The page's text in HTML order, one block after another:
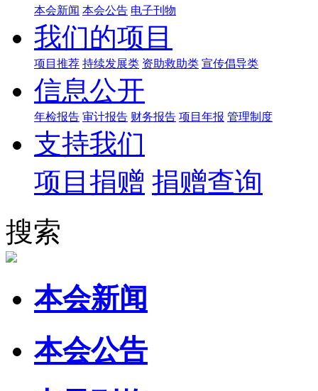
本会新闻 本会公告 电子刊物
我们的项目
项目推荐 持续发展类 资助救助类 宣传倡导类
信息公开
年检报告 审计报告 财务报告 项目年报 管理制度
支持我们
项目捐赠 捐赠查询
搜索
本会新闻
本会公告